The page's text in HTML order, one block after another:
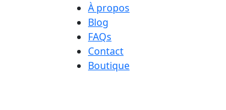
À propos
Blog
FAQs
Contact
Boutique